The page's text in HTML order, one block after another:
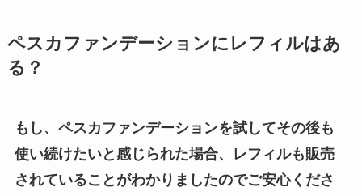
ペスカファンデーションにレフィルはあ
る？
もし、ペスカファンデーションを試してその後も
使い続けたいと感じられた場合、レフィルも販売
されていることがわかりましたのでご安心くださ